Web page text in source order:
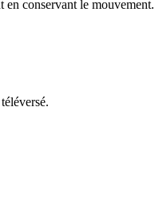
en conservant le mouvement.